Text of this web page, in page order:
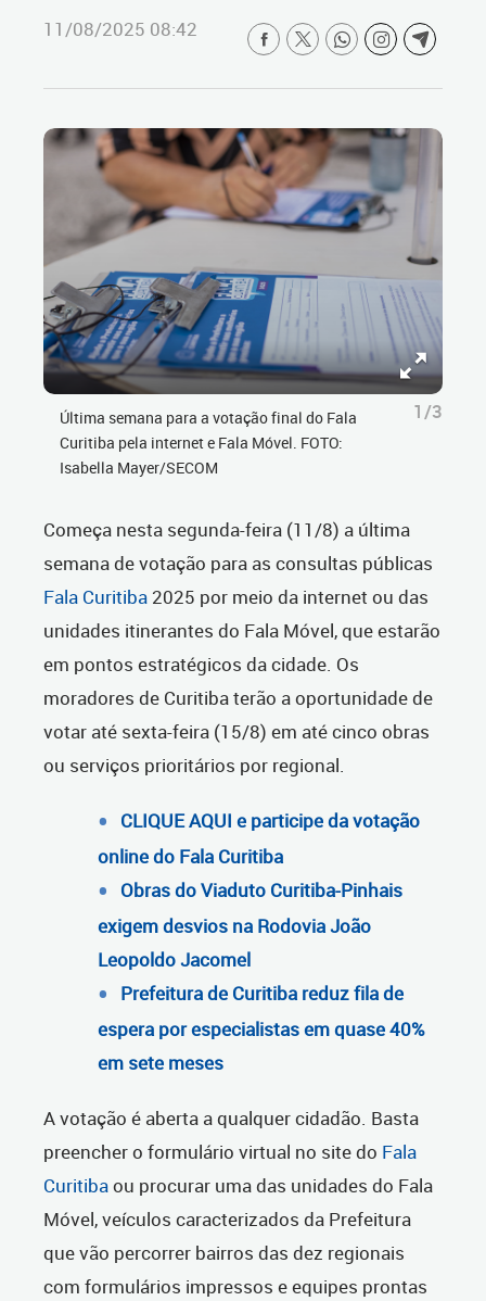
11/08/2025 08:42
Última semana para a votação final do Fala
Curitiba pela internet e Fala Móvel. FOTO:
Isabella Mayer/SECOM
1/3
Começa nesta segunda-feira (11/8) a última
semana de votação para as consultas públicas
Fala Curitiba 2025 por meio da internet ou das
unidades itinerantes do Fala Móvel, que estarão
em pontos estratégicos da cidade. Os
moradores de Curitiba terão a oportunidade de
votar até sexta-feira (15/8) em até cinco obras
ou serviços prioritários por regional.
CLIQUE AQUI e participe da votação
online do Fala Curitiba
Obras do Viaduto Curitiba-Pinhais
exigem desvios na Rodovia João
Leopoldo Jacomel
Prefeitura de Curitiba reduz fila de
espera por especialistas em quase 40%
em sete meses
A votação é aberta a qualquer cidadão. Basta
preencher o formulário virtual no site do Fala
Curitibaou procurar uma das unidades do Fala
Móvel, veículos caracterizados da Prefeitura
que vão percorrer bairros das dez regionais
com formulários impressos e equipes prontas